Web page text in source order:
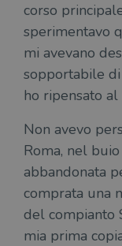
corso
sperimentavo
mi avevano
sopportabile
ho ripensato al
Non avevo
Roma, nel
abbandonata
comprata una
del compianto
mia prima